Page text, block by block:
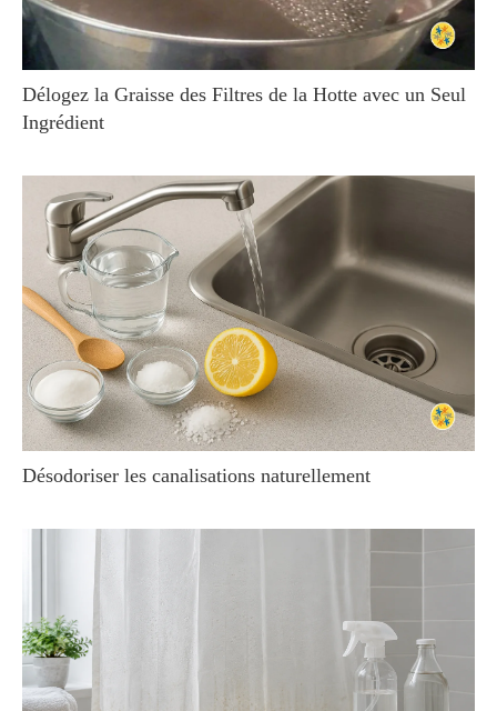
Délogez la Graisse des Filtres de la Hotte avec un Seul
Ingrédient
Désodoriser les canalisations naturellement